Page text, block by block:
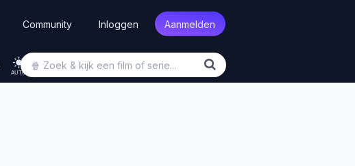
Community Inloggen Aanmelden
AUTO